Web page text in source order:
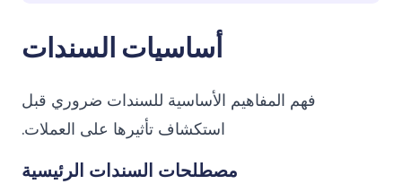
أساسيات السندات
فهم المفاهيم الأساسية للسندات ضروري قبل
استكشاف تأثيرها على العملات.
مصطلحات السندات الرئيسية